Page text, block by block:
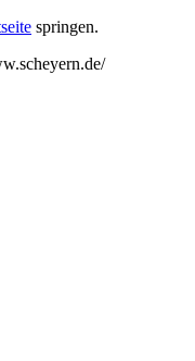
springen.